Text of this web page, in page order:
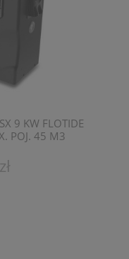
9 KW FLOTIDE
POJ. 45 M3